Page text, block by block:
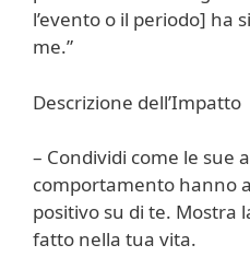
l’evento o il periodo] ha
me.”
Descrizione dell’Impatto
– Condividi come le sue
comportamento hanno
positivo su di te. Mostra
fatto nella tua vita.